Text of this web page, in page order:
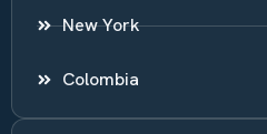
New York
Colombia